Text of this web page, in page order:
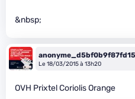
&nbsp;
Le 18/03/2015 à 13h20
OVH Prixtel Coriolis Orange